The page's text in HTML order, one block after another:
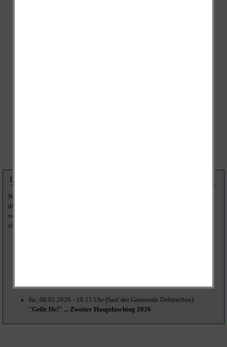
Dobitschen ... Save the Date!
Neben dieser Veranstaltung füllt sich bereits der Veranstaltungskalender für
die kommenden Monate. Die Informationen werden auch hier rechtzeitig
veröffentlicht, aber vorab hier schonmal die Termine zum Eintragen in die
eigenen Kalender:
Sa., 06.02.2026 - 19:11 Uhr (Saal der Gemeinde Dobitschen):
"Gelle He!" ... Zweiter Hauptfasching 2026